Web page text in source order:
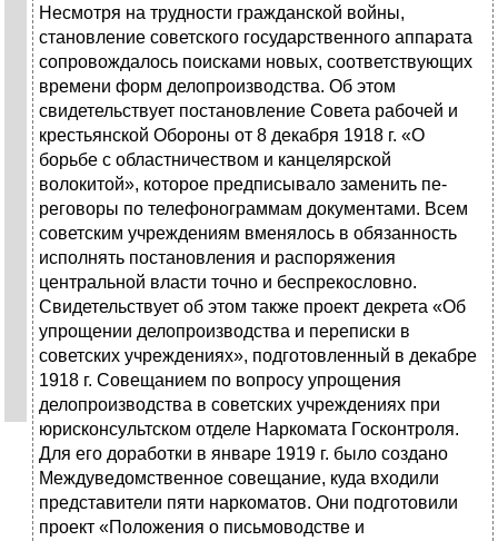
Несмотря на трудности гражданской войны,
становление со­ветского государственного аппарата
сопровождалось поисками новых, соответствующих
времени форм делопроизводства. Об этом
свидетельствует постановление Совета рабочей и
крестьян­ской Обороны от 8 декабря 1918 г. «О
борьбе с областничеством и канцелярской
волокитой», которое предписывало заменить пе­
реговоры по телефонограммам документами. Всем
советским учреждениям вменялось в обязанность
исполнять постановле­ния и распоряжения
центральной власти точно и беспрекослов­но.
Свидетельствует об этом также проект декрета «Об
упроще­нии делопроизводства и переписки в
советских учреждениях», подготовленный в декабре
1918 г. Совещанием по вопросу упро­щения
делопроизводства в советских учреждениях при
юрискон­сультском отделе Наркомата Госконтроля.
Для его доработки в январе 1919 г. было создано
Междуведомственное совещание, куда входили
представители пяти наркоматов. Они подготовили
про­ект «Положения о письмоводстве и